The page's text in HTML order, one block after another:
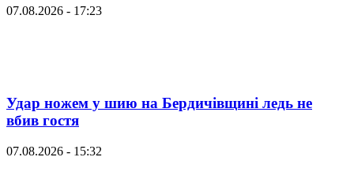
07.08.2026 - 17:23
Удар ножем у шию на Бердичівщині ледь не
вбив гостя
07.08.2026 - 15:32